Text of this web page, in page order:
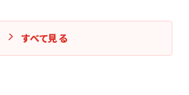
すべて見る